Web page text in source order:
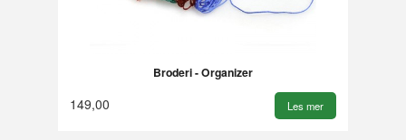
Broderi - Organizer
149,00 Les mer